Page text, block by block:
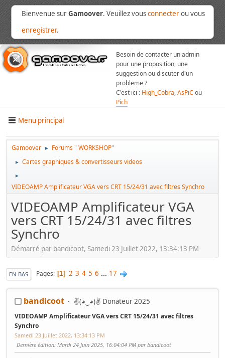
Bienvenue surGamoover. Veuillez vousconnecterou vous
enregistrer.
Besoin de contacter un admin
pour une proposition, une
suggestion ou discuter d'un
probleme ?
C'est ici : High_Cobra,AsPiC ou
Pich
Menu principal
Gamoover ► Forums " WORKSHOP"
► Cartes graphiques & convertisseurs videos
►
VIDEOAMP Amplificateur VGA vers CRT 15/24/31 avec filtres Synchro
VIDEOAMP Amplificateur VGA
vers CRT 15/24/31 avec filtres
Synchro
Démarré par bandicoot, Samedi 23 Juillet 2022, 13:34:13 PM
EN BAS Pages 1 2 3 4 5 6 ... 17
bandicoot ✌(◕‿◕)✌ Donateur 2025
VIDEOAMP Amplificateur VGA vers CRT 15/24/31 avec filtres
Synchro
Samedi 23 Juillet 2022, 13:34:13 PM
Dernière édition: Mardi 24 Juin 2025, 16:04:04 PM par bandicoot